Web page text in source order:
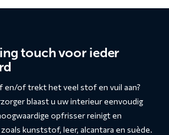
touch voor ieder
en/of trekt het veel stof en vuil aan?
blaast u uw interieur eenvoudig
opfrisser reinigt en
kunststof, leer, alcantara en suède.